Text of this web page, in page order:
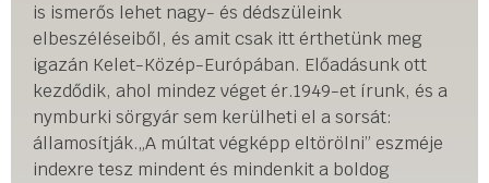
is ismerős lehet nagy- és dédszüleink
elbeszéléseiből, és amit csak itt érthetünk meg
igazán Kelet-Közép-Európában. Előadásunk ott
kezdődik, ahol mindez véget ér.1949-et írunk, és a
nymburki sörgyár sem kerülheti el a sorsát:
államosítják.„A múltat végképp eltörölni” eszméje
indexre tesz mindent és mindenkit a boldog